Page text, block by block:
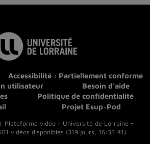
Accessibilité : Partiellement conforme
utilisateur
Besoin d'aide
Politique de confidentialité
Projet Esup-Pod
Plateforme vidéo - Université de Lorraine •
vidéos disponibles (319 jours, 16:33:41)